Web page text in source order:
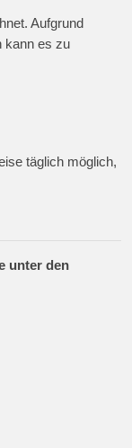
Aufgrund
kann es zu
täglich möglich,
unter den